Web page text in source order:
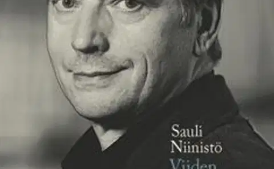
hallitusneuvotteluista, ja päättyy vaiheisiin, jolloin Niinistö luopui
Kokoomuksen puheenjohtajuudesta.
Noina vuosina tapahtui
Suomen talouden nousu, liittyminen euroalueeseen ja
eurooppalaisen porvarikentän yhdistyminen. Niinistö selvittää
muistelmissaan muun muassa työlainsäädännön kiemuroita, Suomen
valtion budjetin rakentamisen juonikasta kädenvääntöä ja päivän
politiikkaa toimijan ja yksityishenkilön silmin. Sauli Niinistö kuvaa
myös hauskasti ja terävästi - niin kuin salolainen vain voi - miten
päätökset Suomen hallituksessa ja EU:ssa syntyvät, ja mitä on
työnteko vallan keskiössä. Hän kirjoittaa osuvia henkilökuvia
tunnetuista suomalaisista ja eurooppalaisista vaikuttajista, lempeällä,
mutta paikoin sarkastisella otteella. Mukana ovat muuan muassa
Paavo Lipponen, Claes Andersson, Iiro Viinanen, Liisa Jaakonsaari,
Suvi-Anne Siimes, Helmut Kohl, Jacques Chirac, Tony Blair ja
Gerhard Schröder. Kirja syventää ja monipuolistaa Niinistön